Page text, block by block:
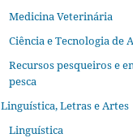
Medicina Veterinária
Ciência e Tecnologia de
Recursos pesqueiros e
pesca
Linguística, Letras e Artes
Linguística